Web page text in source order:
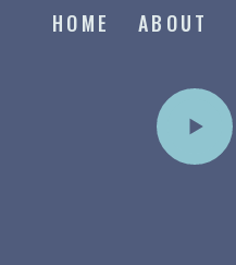
HOME ABOUT